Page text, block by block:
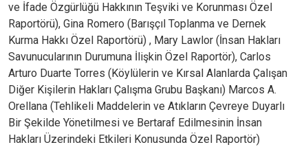
ve İfade Özgürlüğü Hakkının Teşviki ve Korunması Özel
Raportörü), Gina Romero (Barışçıl Toplanma ve Dernek
Kurma Hakkı Özel Raportörü) , Mary Lawlor (İnsan Hakları
Savunucularının Durumuna İlişkin Özel Raportör), Carlos
Arturo Duarte Torres (Köylülerin ve Kırsal Alanlarda Çalışan
Diğer Kişilerin Hakları Çalışma Grubu Başkanı) Marcos A.
Orellana (Tehlikeli Maddelerin ve Atıkların Çevreye Duyarlı
Bir Şekilde Yönetilmesi ve Bertaraf Edilmesinin İnsan
Hakları Üzerindeki Etkileri Konusunda Özel Raportör)